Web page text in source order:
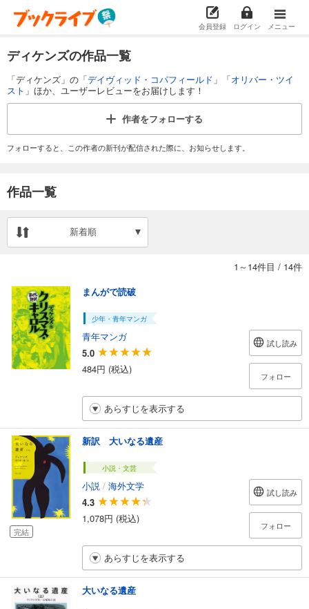
会員登録 ログイン メニュー
ディケンズの作品一覧
「ディケンズ」の「デイヴィッド・コパフィールド 」「オリバー・ツイ
スト 」ほか、ユーザーレビューをお届けします！
作者をフォローする
フォローすると、この作者の新刊が配信された際に、お知らせします。
作品一覧
新着順
1～14件目 / 14件
まんがで読破
少年・青年マンガ
青年マンガ
5.0
484円 (税込)
試し読み
フォロー
あらすじを表示する
完結
新訳 大いなる遺産
小説・文芸
小説 / 海外文学
4.3
1,078円 (税込)
試し読み
フォロー
あらすじを表示する
大いなる遺産